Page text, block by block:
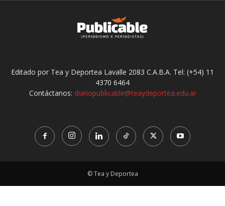
Editado por Tea y Deportea Lavalle 2083 C.A.B.A. Tel: (+54) 11
4370 6464
Contáctanos: diariopublicable@teaydeportea.edu.ar
© Tea y Deportea